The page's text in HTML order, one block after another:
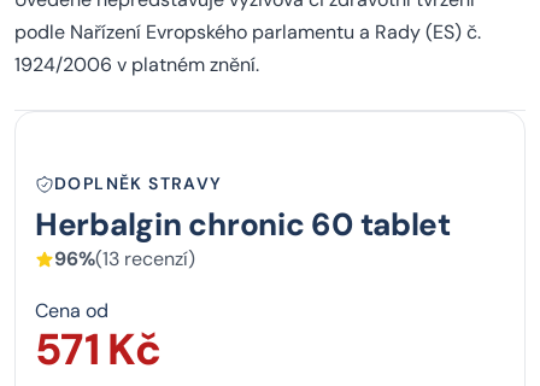
podle Nařízení Evropského parlamentu a Rady (ES) č.
1924/2006 v platném znění.
DOPLNĚK STRAVY
Herbalgin chronic 60 tablet
96%(13 recenzí)
Cena od
571 Kč